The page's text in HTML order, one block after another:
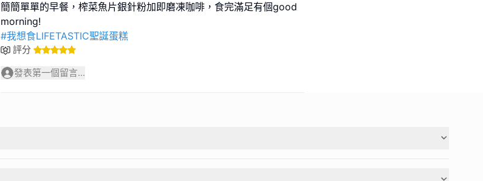
簡簡單單的早餐，榨菜魚片銀針粉加即磨凍咖啡，食完滿足有個good
#我想食LIFETASTIC聖誕蛋糕
評分
發表第一個留言...